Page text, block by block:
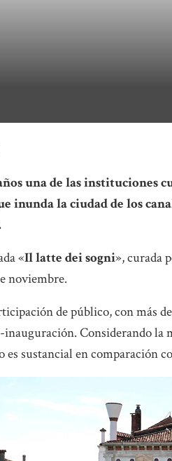
una de las instituciones
inunda la ciudad de los
«Il latte dei sogni», curada
noviembre.
de público, con más
Considerando la
sustancial en comparación